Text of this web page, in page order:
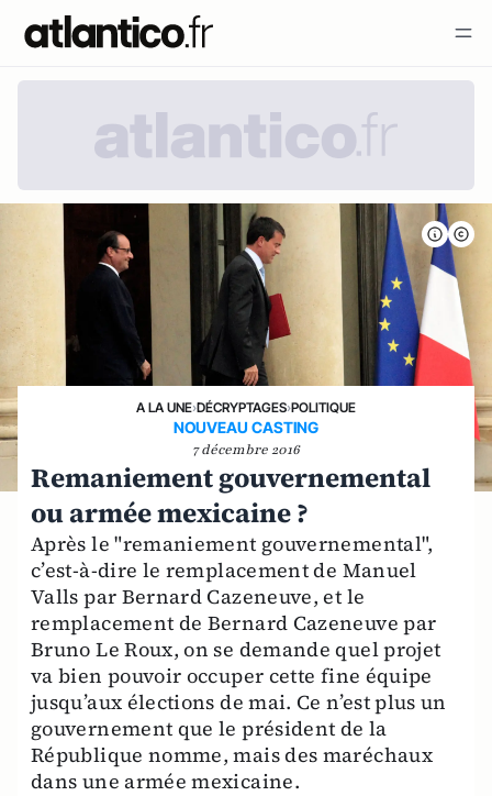
A LA UNE›DÉCRYPTAGES›POLITIQUE
NOUVEAU CASTING
7 décembre 2016
Remaniement gouvernemental
ou armée mexicaine ?
Après le "remaniement gouvernemental",
c’est-à-dire le remplacement de Manuel
Valls par Bernard Cazeneuve, et le
remplacement de Bernard Cazeneuve par
Bruno Le Roux, on se demande quel projet
va bien pouvoir occuper cette fine équipe
jusqu’aux élections de mai. Ce n’est plus un
gouvernement que le président de la
République nomme, mais des maréchaux
dans une armée mexicaine.